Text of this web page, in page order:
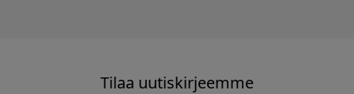
Tilaa uutiskirjeemme